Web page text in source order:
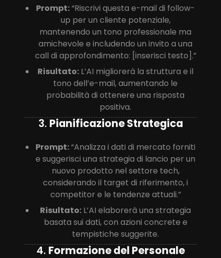
Prompt:“Riscrivi questa e-mail di follow-
up per un cliente potenziale,
mantenendo un tono professionale ma
amichevole e includendo un invito a una
call di approfondimento: [inserisci testo].”
Risultato: L’AI migliorerà la struttura e il
tono dell’e-mail, aumentando le
probabilità di ottenere una risposta
positiva.
3. Pianificazione Strategica
Prompt:“Analizza i dati di mercato forniti
e suggerisci una strategia di lancio per un
nuovo prodotto nel settore tech,
considerando il target di riferimento, i
competitor e le tendenze attuali.”
Risultato: L’AI elaborerà una strategia
basata sui dati, con azioni concrete e
tempistiche suggerite.
4. Formazione del Personale